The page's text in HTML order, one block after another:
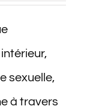
sexuelle,
à travers